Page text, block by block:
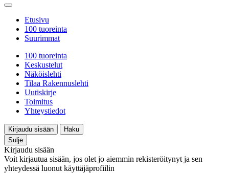
Etusivu
100 tuoreinta
Suurimmat
100 tuoreinta
Keskustelut
Näköislehti
Tilaa Rakennuslehti
Uutiskirje
Toimitus
Yhteystiedot
Kirjaudu sisään
Haku
Sulje
Kirjaudu sisään
Voit kirjautua sisään, jos olet jo aiemmin rekisteröitynyt ja sen
yhteydessä luonut käyttäjäprofiilin